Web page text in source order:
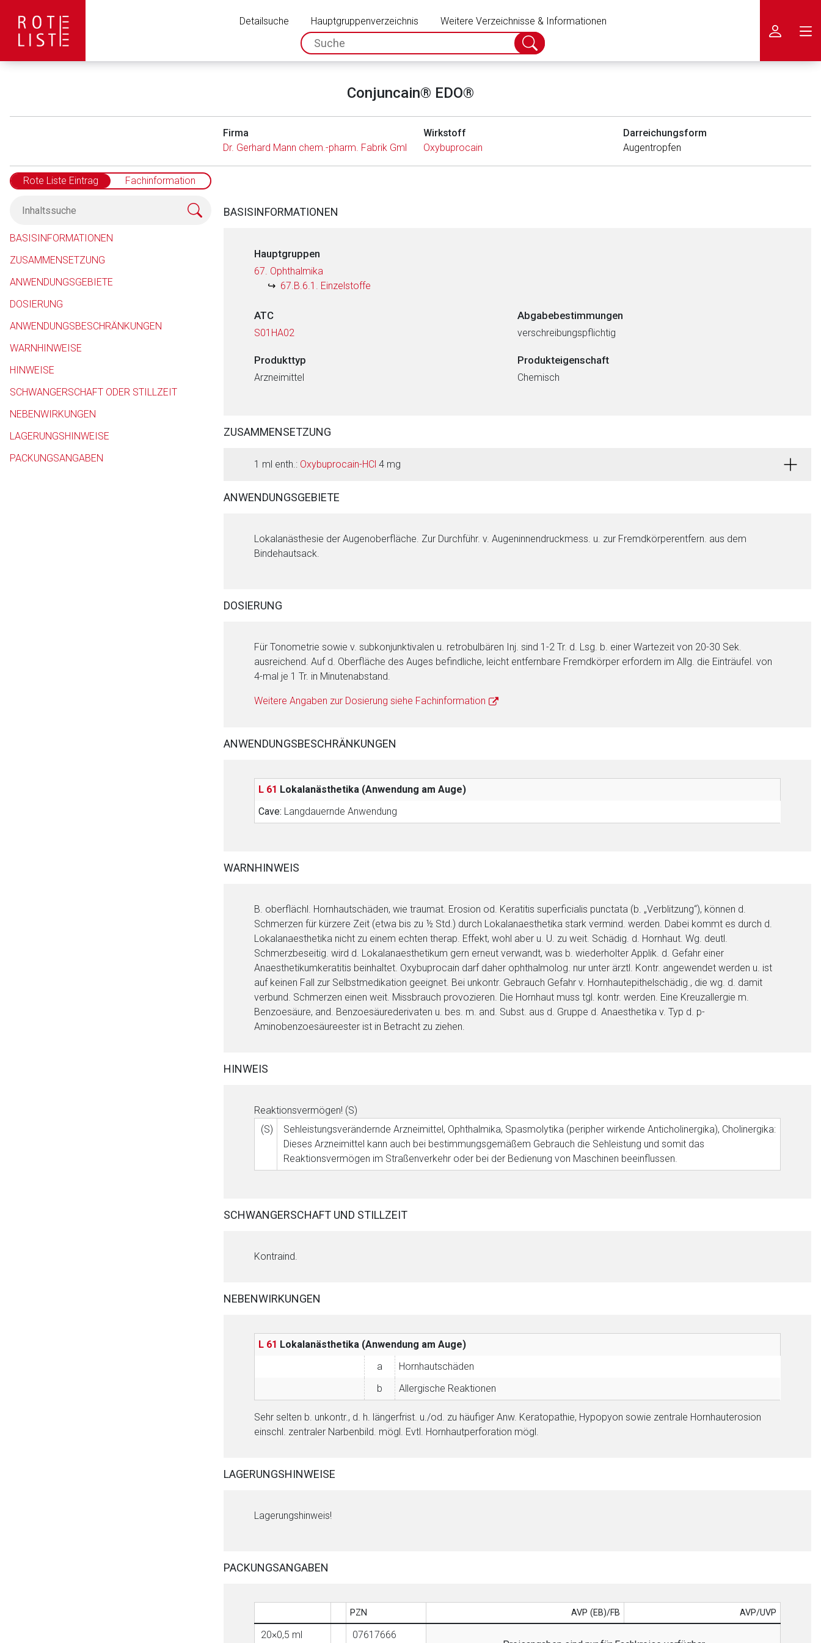
Detailsuche Hauptgruppenverzeichnis
Weitere Verzeichnisse & Informationen
spc.search.input.placeholder
Suche
abschicken
Conjuncain® EDO®
Firma
Dr. Gerhard Mann chem.-pharm. Fabrik GmbH
Wirkstoff
Oxybuprocain
Darreichungsform
Augentropfen
Rote Liste Eintrag Fachinformation
BASISINFORMATIONEN
ZUSAMMENSETZUNG
ANWENDUNGSGEBIETE
DOSIERUNG
ANWENDUNGSBESCHRÄNKUNGEN
WARNHINWEISE
HINWEISE
SCHWANGERSCHAFT ODER STILLZEIT
NEBENWIRKUNGEN
LAGERUNGSHINWEISE
PACKUNGSANGABEN
BASISINFORMATIONEN
Hauptgruppen
67. Ophthalmika
67.B.6.1. Einzelstoffe
ATC
S01HA02
Abgabebestimmungen
verschreibungspflichtig
Produkttyp
Arzneimittel
Produkteigenschaft
Chemisch
ZUSAMMENSETZUNG
1 ml enth.: Oxybuprocain-HCl 4 mg
ANWENDUNGSGEBIETE
Lokalanästhesie der Augenoberfläche. Zur Durchführ. v. Augeninnendruckmess. u. zur Fremdkörperentfern. aus dem
Bindehautsack.
DOSIERUNG
Für Tonometrie sowie v. subkonjunktivalen u. retrobulbären Inj. sind 1-2 Tr. d. Lsg. b. einer Wartezeit von 20-30 Sek.
ausreichend. Auf d. Oberfläche des Auges befindliche, leicht entfernbare Fremdkörper erfordern im Allg. die Einträufel. von
4-mal je 1 Tr. in Minutenabstand.
Weitere Angaben zur Dosierung siehe Fachinformation
ANWENDUNGSBESCHRÄNKUNGEN
L 61 Lokalanästhetika (Anwendung am Auge)
Cave: Langdauernde Anwendung
WARNHINWEIS
B. oberflächl. Hornhautschäden, wie traumat. Erosion od. Keratitis superficialis punctata (b. „Verblitzung“), können d.
Schmerzen für kürzere Zeit (etwa bis zu ½ Std.) durch Lokalanaesthetika stark vermind. werden. Dabei kommt es durch d.
Lokalanaesthetika nicht zu einem echten therap. Effekt, wohl aber u. U. zu weit. Schädig. d. Hornhaut. Wg. deutl.
Schmerzbeseitig. wird d. Lokalanaesthetikum gern erneut verwandt, was b. wiederholter Applik. d. Gefahr einer
Anaesthetikumkeratitis beinhaltet. Oxybuprocain darf daher ophthalmolog. nur unter ärztl. Kontr. angewendet werden u. ist
auf keinen Fall zur Selbstmedikation geeignet. Bei unkontr. Gebrauch Gefahr v. Hornhautepithelschädig., die wg. d. damit
verbund. Schmerzen einen weit. Missbrauch provozieren. Die Hornhaut muss tgl. kontr. werden. Eine Kreuzallergie m.
Benzoesäure, and. Benzoesäurederivaten u. bes. m. and. Subst. aus d. Gruppe d. Anaesthetika v. Typ d. p-
Aminobenzoesäureester ist in Betracht zu ziehen.
HINWEIS
Reaktionsvermögen! (S)
(S)
Sehleistungsverändernde Arzneimittel, Ophthalmika, Spasmolytika (peripher wirkende Anticholinergika), Cholinergika:
Dieses Arzneimittel kann auch bei bestimmungsgemäßem Gebrauch die Sehleistung und somit das
Reaktionsvermögen im Straßenverkehr oder bei der Bedienung von Maschinen beeinflussen.
SCHWANGERSCHAFT UND STILLZEIT
Kontraind.
NEBENWIRKUNGEN
L 61 Lokalanästhetika (Anwendung am Auge)
a
Hornhautschäden
b
Allergische Reaktionen
Sehr selten b. unkontr., d. h. längerfrist. u./od. zu häufiger Anw. Keratopathie, Hypopyon sowie zentrale Hornhauterosion
einschl. zentraler Narbenbild. mögl. Evtl. Hornhautperforation mögl.
LAGERUNGSHINWEISE
Lagerungshinweis!
PACKUNGSANGABEN
PZN AVP (EB)/FB AVP/UVP
20×0,5 ml
07617666
Aufruf einer externen Seite
Der von Ihnen aufgerufene Link öffnet eine externe Web-Seite. Für die Inhalte der externen Web-Seite ist deren
Betreiber verantwortlich. Ebenso gelten dort ggf. andere Datenschutzbestimmungen.
Zurück zur rote-liste.de Zur Seite